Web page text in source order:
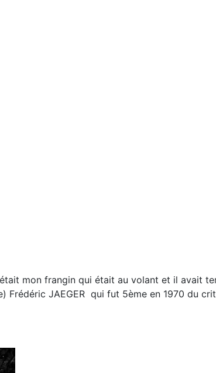
mon frangin qui était au volant et il avait
Frédéric JAEGER qui fut 5ème en 1970 du